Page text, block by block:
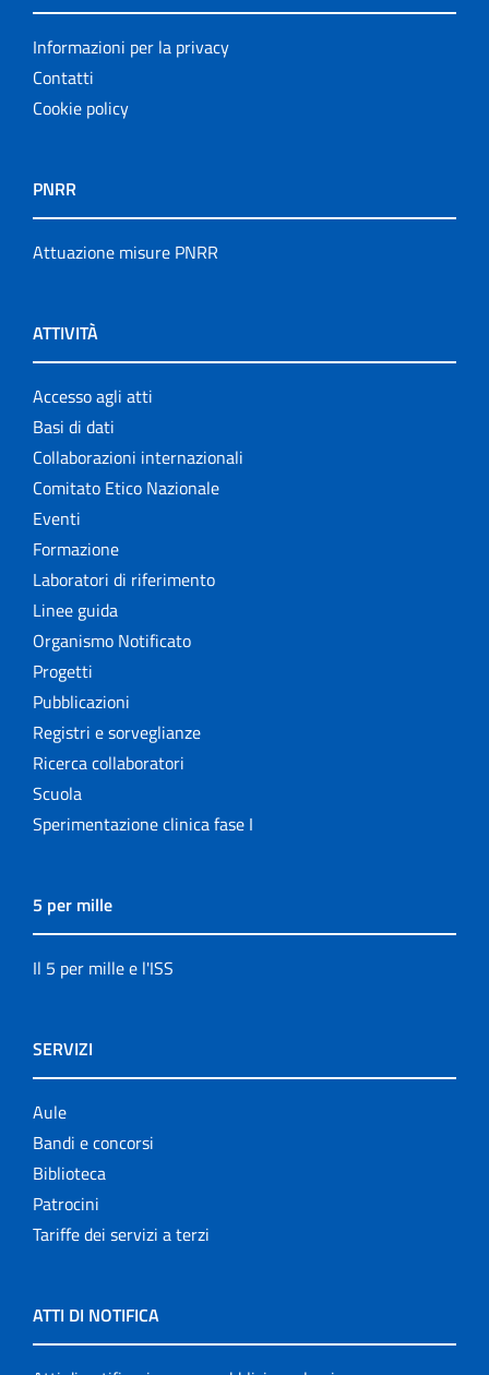
Informazioni per la privacy
Contatti
Cookie policy
PNRR
Attuazione misure PNRR
ATTIVITÀ
Accesso agli atti
Basi di dati
Collaborazioni internazionali
Comitato Etico Nazionale
Eventi
Formazione
Laboratori di riferimento
Linee guida
Organismo Notificato
Progetti
Pubblicazioni
Registri e sorveglianze
Ricerca collaboratori
Scuola
Sperimentazione clinica fase I
5 per mille
Il 5 per mille e l'ISS
SERVIZI
Aule
Bandi e concorsi
Biblioteca
Patrocini
Tariffe dei servizi a terzi
ATTI DI NOTIFICA